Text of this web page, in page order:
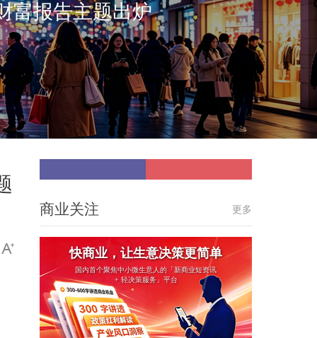
富报告主题出炉
商业关注 更多
快商业，让生意决策更简单
国内首个聚焦中小微生意人的「新商业短资讯
+ 轻决策服务」平台